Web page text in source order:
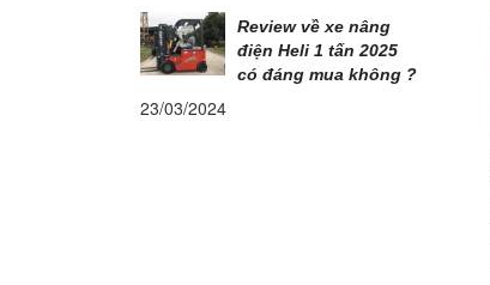
Review về xe nâng
điện Heli 1 tấn 2025
có đáng mua không ?
23/03/2024